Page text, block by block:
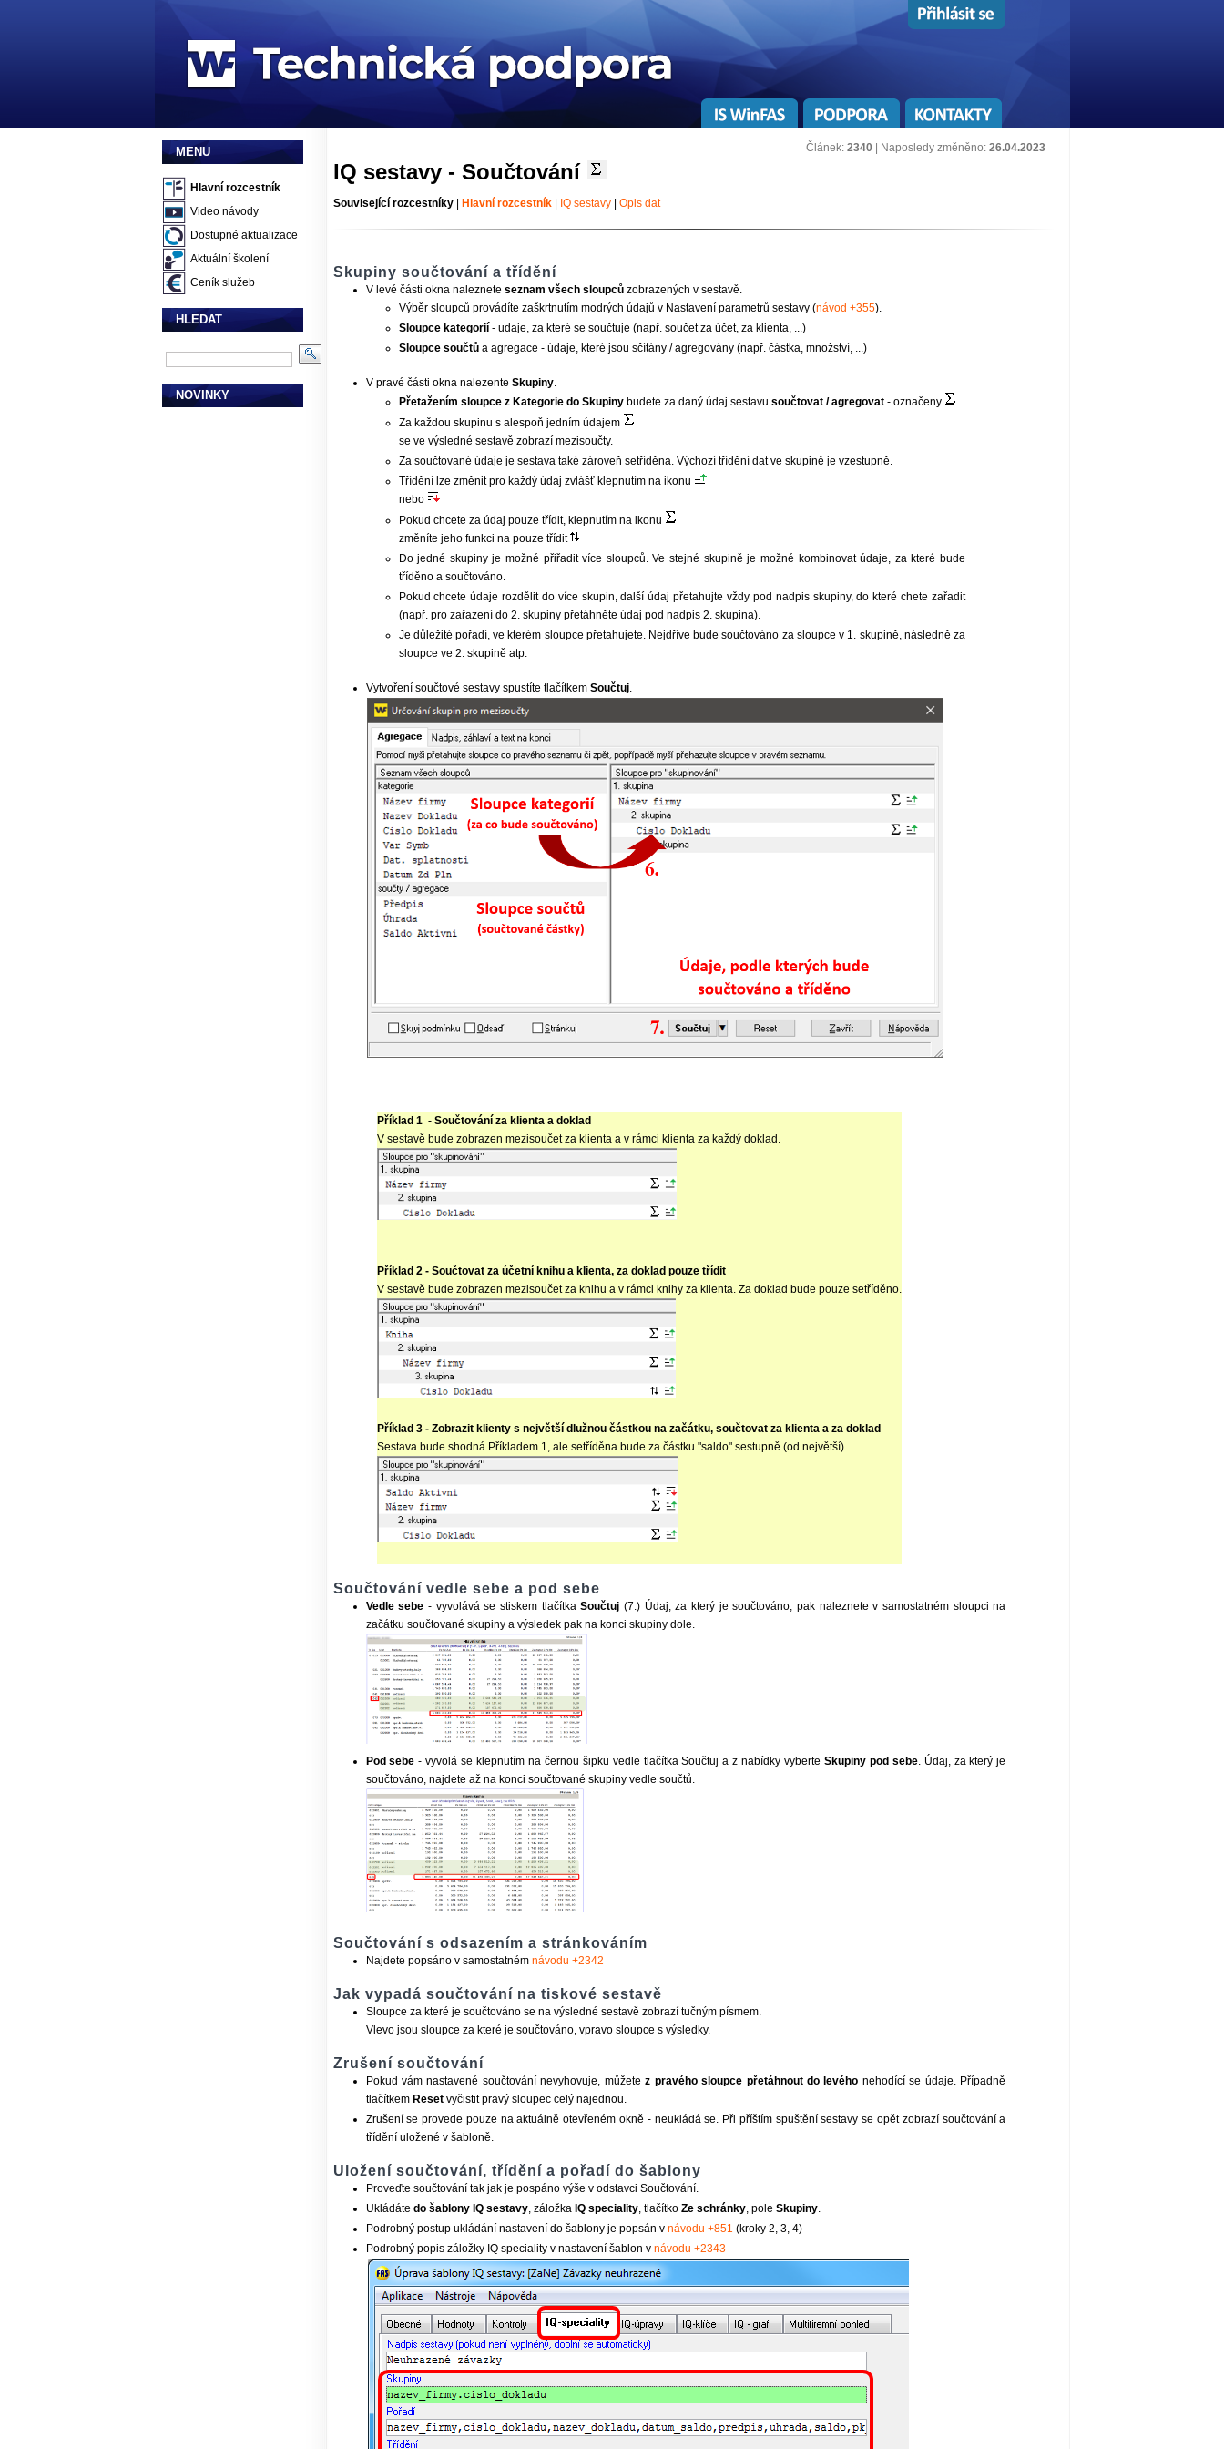
MENU
Hlavní rozcestník
Video návody
Dostupné aktualizace
Aktuální školení
Ceník služeb
HLEDAT
NOVINKY
Článek: 2340| Naposledy změněno: 26.04.2023
IQ sestavy - Součtování
Související rozcestníky| Hlavní rozcestník IQ sestavy| Opis dat
Skupiny součtování a třídění
V levé části okna naleznete seznam všech sloupcůzobrazených v sestavě.
Výběr sloupců provádíte zaškrtnutím modrých údajů v Nastavení parametrů sestavy (návod +355).
Sloupce kategorií- udaje, za které se součtuje (např. součet za účet, za klienta, ...)
Sloupce součtůa agregace - údaje, které jsou sčítány / agregovány (např. částka, množství, ...)
V pravé části okna nalezente Skupiny.
Přetažením sloupce z Kategorie do Skupinybudete za daný údaj sestavu součtovat / agregovat- označeny
Za každou skupinu s alespoň jedním údajem
se ve výsledné sestavě zobrazí mezisoučty.
Za součtované údaje je sestava také zároveň setříděna. Výchozí třídění dat ve skupině je vzestupně.
Třídění lze změnit pro každý údaj zvlášť klepnutím na ikonu
nebo
Pokud chcete za údaj pouze třídit, klepnutím na ikonu
změníte jeho funkci na pouze třídit
Do jedné skupiny je možné přiřadit více sloupců. Ve stejné skupině je možné kombinovat údaje, za které bude
tříděno a součtováno.
Pokud chcete údaje rozdělit do více skupin, další údaj přetahujte vždy pod nadpis skupiny, do které chete zařadit
(např. pro zařazení do 2. skupiny přetáhněte údaj pod nadpis 2. skupina).
Je důležité pořadí, ve kterém sloupce přetahujete. Nejdříve bude součtováno za sloupce v 1. skupině, následně za
sloupce ve 2. skupině atp.
Vytvoření součtové sestavy spustíte tlačítkem Součtuj.
Příklad 1 - Součtování za klienta a doklad
V sestavě bude zobrazen mezisoučet za klienta a v rámci klienta za každý doklad.
Příklad 2 - Součtovat za účetní knihu a klienta, za doklad pouze třídit
V sestavě bude zobrazen mezisoučet za knihu a v rámci knihy za klienta. Za doklad bude pouze setříděno.
Příklad 3 - Zobrazit klienty s největší dlužnou částkou na začátku, součtovat za klienta a za doklad
Sestava bude shodná Příkladem 1, ale setříděna bude za částku "saldo" sestupně (od největší)
Součtování vedle sebe a pod sebe
Vedle sebe - vyvolává se stiskem tlačítkaSoučtuj (7.) Údaj, za který je součtováno, pak naleznete v samostatném sloupci na
začátku součtované skupiny a výsledek pak na konci skupiny dole.
Pod sebe - vyvolá se klepnutím na černou šipku vedle tlačítka Součtuj a z nabídky vyberte Skupiny pod sebe. Údaj, za který je
součtováno, najdete až na konci součtované skupiny vedle součtů.
Součtování s odsazením a stránkováním
Najdete popsáno v samostatném návodu +2342
Jak vypadá součtování na tiskové sestavě
Sloupce za které je součtováno se na výsledné sestavě zobrazí tučným písmem.
Vlevo jsou sloupce za které je součtováno, vpravo sloupce s výsledky.
Zrušení součtování
Pokud vám nastavené součtování nevyhovuje, můžetez pravého sloupce přetáhnout do levého nehodící se údaje. Případně
tlačítkem Resetvyčistit pravý sloupec celý najednou.
Zrušení se provede pouze na aktuálně otevřeném okně - neukládá se. Při příštím spuštění sestavy se opět zobrazí součtování a
třídění uložené v šabloně.
Uložení součtování, třídění a pořadí do šablony
Proveďte součtování tak jak je pospáno výše v odstavci Součtování.
Ukládáte do šablony IQ sestavy, záložka IQ speciality, tlačítko Ze schránky, pole Skupiny.
Podrobný postup ukládání nastavení do šablony je popsán v návodu +851 (kroky 2, 3, 4)
Podrobný popis záložky IQ speciality v nastavení šablon v návodu +2343